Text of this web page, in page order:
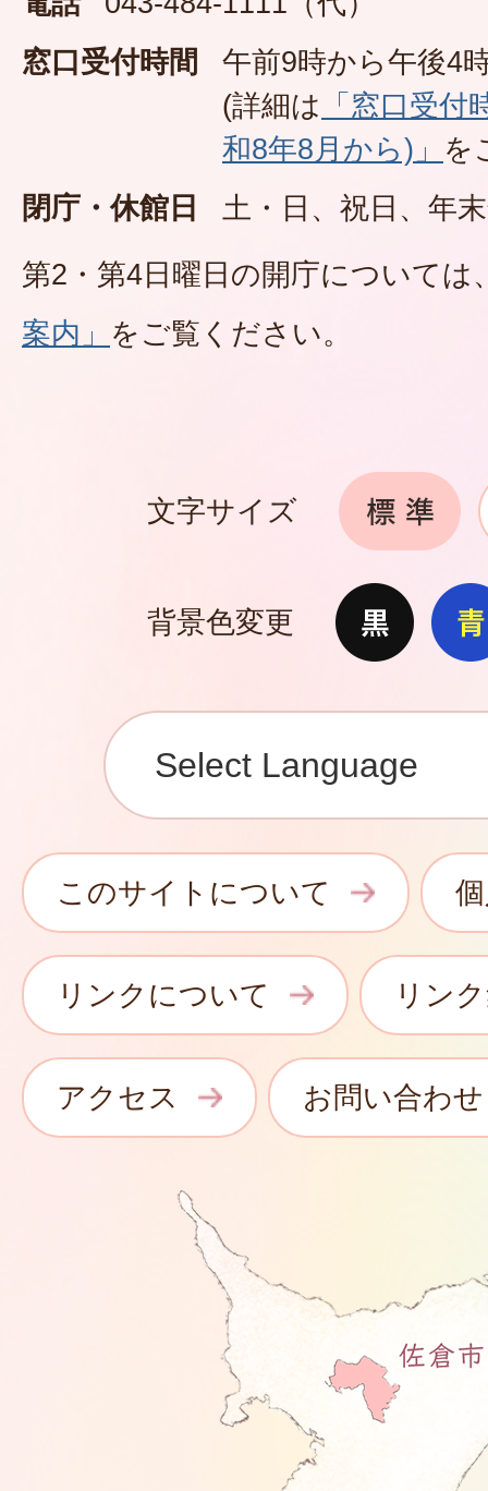
窓口受付時間
午前9時から午後4
(詳細は 「窓口受
和8年8月から)」 を
閉庁・休館日
土・日、祝日、年
第2・第4日曜日の開庁については
案内」 をご覧ください。
文字サイズ
背景色変更
このサイトについて
リンクについて リン
アクセス お問い合わせ